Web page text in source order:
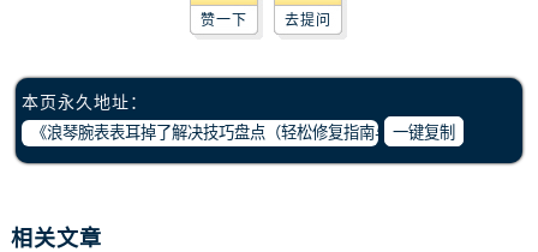
赞一下 去提问
本页永久地址：
一键复制
相关文章